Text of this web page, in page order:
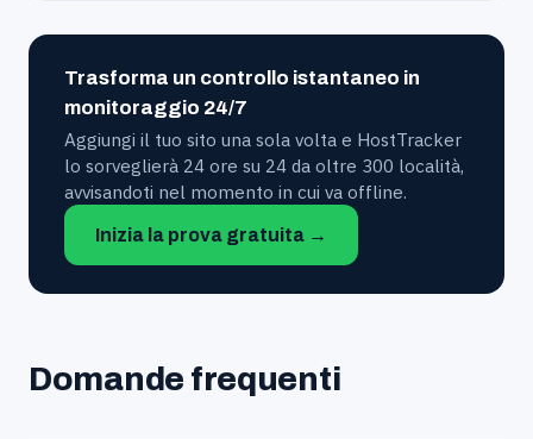
Trasforma un controllo istantaneo in
monitoraggio 24/7
Aggiungi il tuo sito una sola volta e HostTracker
lo sorveglierà 24 ore su 24 da oltre 300 località,
avvisandoti nel momento in cui va offline.
Inizia la prova gratuita →
Domande frequenti